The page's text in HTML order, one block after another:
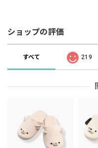
ショップの評価
すべて 219